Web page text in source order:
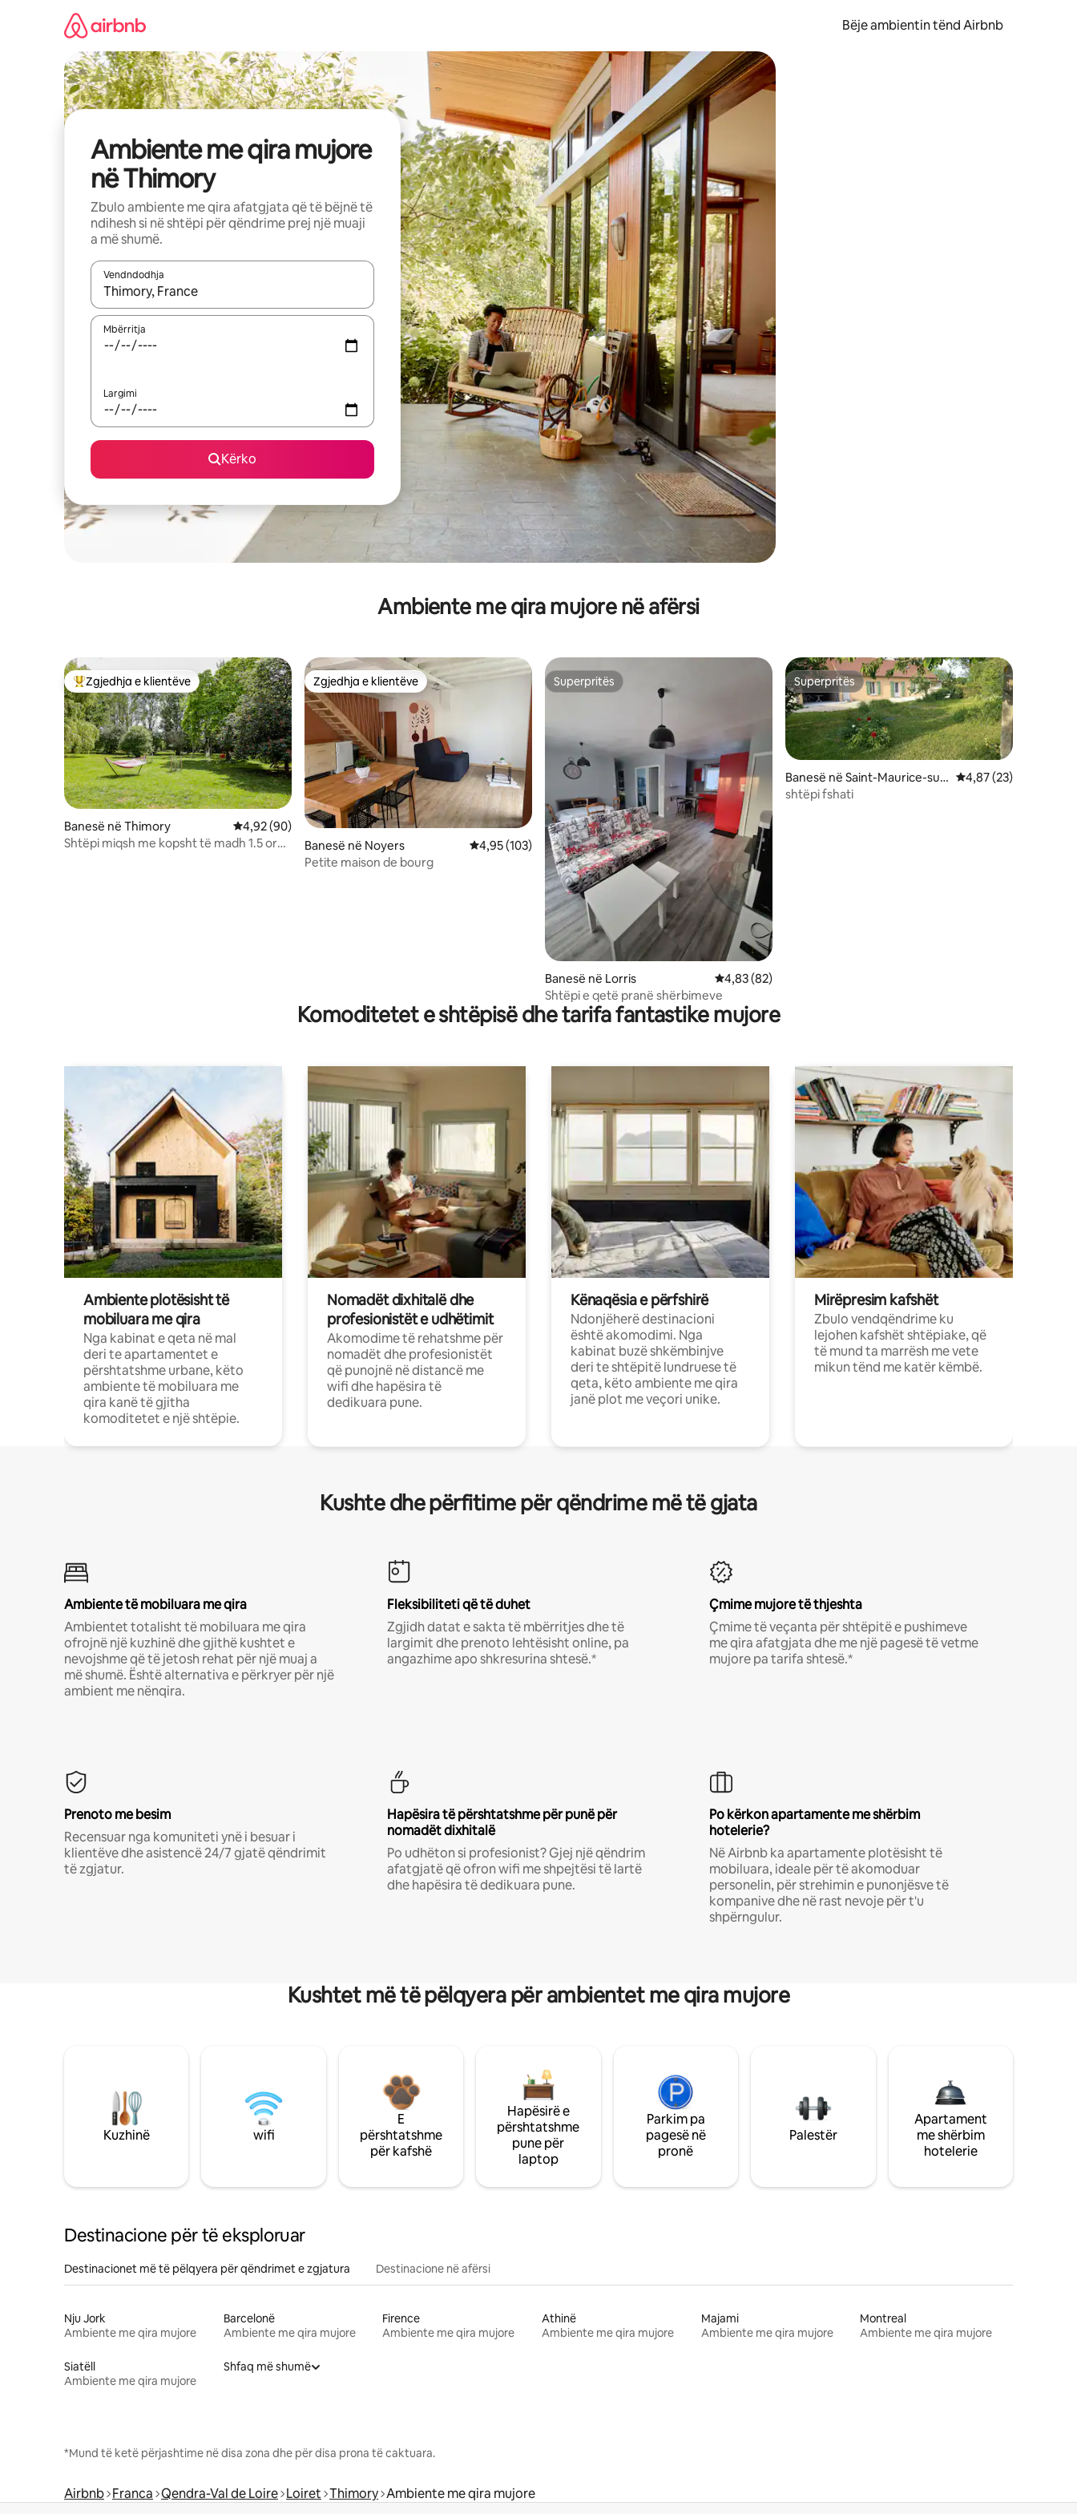
Bëje ambientin tënd Airbnb
Ambiente me qira mujore
në Thimory
Zbulo ambiente me qira afatgjata që të bëjnë të
ndihesh si në shtëpi për qëndrime prej një muaji
a më shumë.
Vendndodhja
Kur rezultatet të jenë të disponueshme, lëviz me butonat e shigjetave lart e poshtë ose eksploro duke prekur ose duke lëvizur ekranin.
Mbërritja
Largimi
Kërko
Ambiente me qira mujore në afërsi
Më të mirat e zgjedhjeve të klientëve
Zgjedhja e klientëve
Banesë në Thimory Vlerësimi mesatar 4,92 nga 5, 90 vlerësime
4,92 (90)
Shtëpi miqsh me kopsht të madh 1.5 orë
Zgjedhja e klientëve
Zgjedhja e klientëve
Banesë në Noyers Vlerësimi mesatar 4,95 nga 5, 103 vlerësime
4,95 (103)
Petite maison de bourg
Superpritës
Superpritës
Banesë në Lorris Vlerësimi mesatar 4,83 nga 5, 82 vlerësime
4,83 (82)
Shtëpi e qetë pranë shërbimeve
Superpritës
Superpritës
Banesë në Saint-Maurice-sur-
Fessard
Vlerësimi mesatar
4,87 (23)
shtëpi fshati
Komoditetet e shtëpisë dhe tarifa fantastike mujore
Ambiente plotësisht të
mobiluara me qira
Nga kabinat e qeta në mal
deri te apartamentet e
përshtatshme urbane, këto
ambiente të mobiluara me
qira kanë të gjitha
komoditetet e një shtëpie.
Nomadët dixhitalë dhe
profesionistët e udhëtimit
Akomodime të rehatshme për
nomadët dhe profesionistët
që punojnë në distancë me
wifi dhe hapësira të
dedikuara pune.
Kënaqësia e përfshirë
Ndonjëherë destinacioni
është akomodimi. Nga
kabinat buzë shkëmbinjve
deri te shtëpitë lundruese të
qeta, këto ambiente me qira
janë plot me veçori unike.
Mirëpresim kafshët
Zbulo vendqëndrime ku
lejohen kafshët shtëpiake, që
të mund ta marrësh me vete
mikun tënd me katër këmbë.
Kushte dhe përfitime për qëndrime më të gjata
Ambiente të mobiluara me qira
Ambientet totalisht të mobiluara me qira
ofrojnë një kuzhinë dhe gjithë kushtet e
nevojshme që të jetosh rehat për një muaj a
më shumë. Është alternativa e përkryer për një
ambient me nënqira.
Fleksibiliteti që të duhet
Zgjidh datat e sakta të mbërritjes dhe të
largimit dhe prenoto lehtësisht online, pa
angazhime apo shkresurina shtesë.*
Çmime mujore të thjeshta
Çmime të veçanta për shtëpitë e pushimeve
me qira afatgjata dhe me një pagesë të vetme
mujore pa tarifa shtesë.*
Prenoto me besim
Recensuar nga komuniteti ynë i besuar i
klientëve dhe asistencë 24/7 gjatë qëndrimit
të zgjatur.
Hapësira të përshtatshme për punë për
nomadët dixhitalë
Po udhëton si profesionist? Gjej një qëndrim
afatgjatë që ofron wifi me shpejtësi të lartë
dhe hapësira të dedikuara pune.
Po kërkon apartamente me shërbim
hotelerie?
Në Airbnb ka apartamente plotësisht të
mobiluara, ideale për të akomoduar
personelin, për strehimin e punonjësve të
kompanive dhe në rast nevoje për t'u
shpërngulur.
Kushtet më të pëlqyera për ambientet me qira mujore
Kuzhinë wifi
E
përshtatshme
për kafshë
Hapësirë e
përshtatshme
pune për
laptop
Parkim pa
pagesë në
pronë
Palestër
Apartament
me shërbim
hotelerie
Destinacione për të eksploruar
Destinacionet më të pëlqyera për qëndrimet e zgjatura Destinacione në afërsi
Nju Jork
Ambiente me qira mujore
Barcelonë
Ambiente me qira mujore
Firence
Ambiente me qira mujore
Athinë
Ambiente me qira mujore
Majami
Ambiente me qira mujore
Montreal
Ambiente me qira mujore
Siatëll
Ambiente me qira mujore
Shfaq më shumë
*Mund të ketë përjashtime në disa zona dhe për disa prona të caktuara.
Airbnb Franca Qendra-Val de Loire Loiret Thimory Ambiente me qira mujore